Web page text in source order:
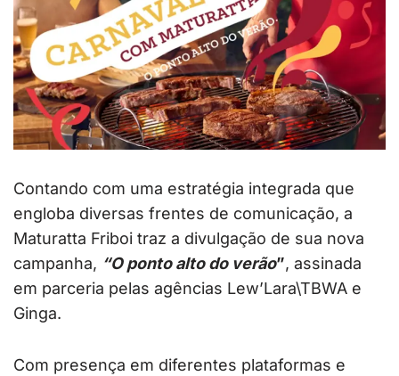
Contando com uma estratégia integrada que
engloba diversas frentes de comunicação, a
Maturatta Friboi traz a divulgação de sua nova
campanha, “O ponto alto do verão”, assinada
em parceria pelas agências Lew’Lara\TBWA e
Ginga.
Com presença em diferentes plataformas e